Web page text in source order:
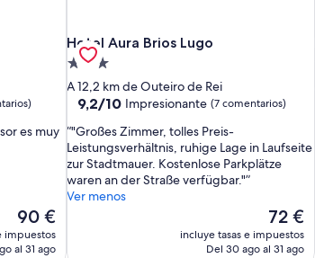
es muy
El
precio
actual
90 €
impuestos
al 31 ago
Hotel Aura Brios Lugo
Hotel Aura Brios Lugo
Alojamiento
de
3.0 estrellas
A 12,2 km de Outeiro de Rei
9.2
10,
Impresionante,
(7 comentarios)
9,2/10 Impresionante (7 comentarios)
"Großes Zimmer, tolles Preis-
Leistungsverhältnis, ruhige Lage in Laufseite
zur Stadtmauer. Kostenlose Parkplätze
waren an der Straße verfügbar."
Ver menos
El
precio
actual
72 €
incluye tasas e impuestos
Del 30 ago al 31 ago